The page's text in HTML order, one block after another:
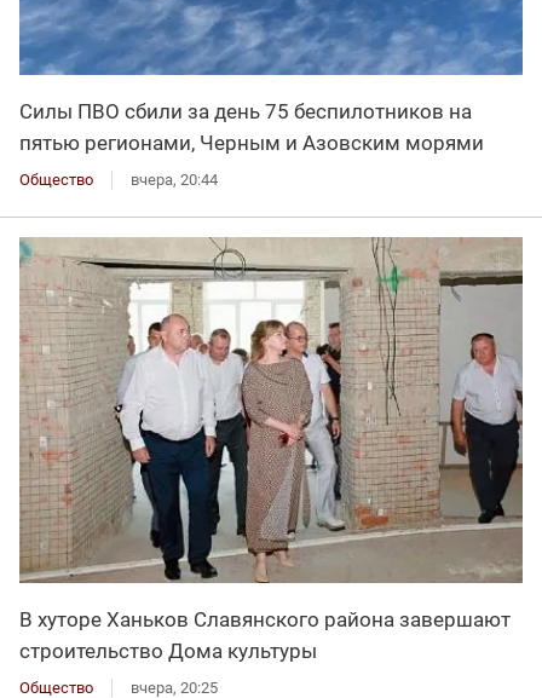
Силы ПВО сбили за день 75 беспилотников на
пятью регионами, Черным и Азовским морями
Общество вчера, 20:44
В хуторе Ханьков Славянского района завершают
строительство Дома культуры
Общество вчера, 20:25